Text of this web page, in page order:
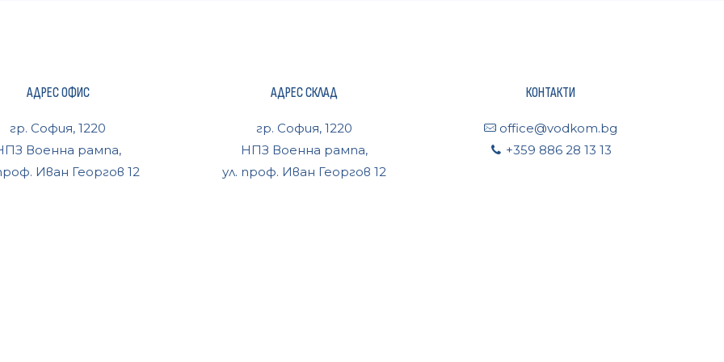
АДРЕС ОФИС
гр. София, 1220
Военна рампа,
Иван Георгов 12
АДРЕС СКЛАД
гр. София, 1220
НПЗ Военна рампа,
ул. проф. Иван Георгов 12
КОНТАКТИ
office@vodkom.bg
+359 886 28 13 13